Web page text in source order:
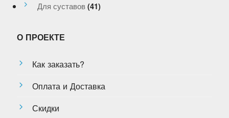
Для суставов (41)
О ПРОЕКТЕ
Как заказать?
Оплата и Доставка
Скидки